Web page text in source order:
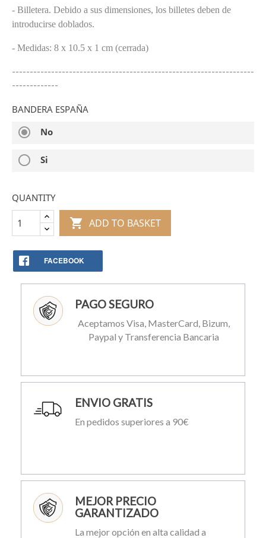
- Billetera. Debido a sus dimensiones, los billetes deben de
introducirse doblados.
- Medidas: 8 x 10.5 x 1 cm (cerrada)
--------------------------------------------------------------------
-------------
BANDERA ESPAÑA
radio_button_checked No
radio_button_unchecked Si
QUANTITY
 ADD TO BASKET
FACEBOOK
PAGO SEGURO
Aceptamos Visa, MasterCard, Bizum,
Paypal y Transferencia Bancaria
ENVIO GRATIS
En pedidos superiores a 90€
MEJOR PRECIO
GARANTIZADO
La mejor opción en alta calidad a